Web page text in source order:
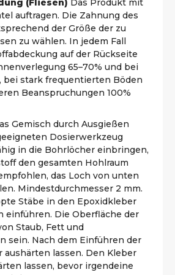
(Fliesen) Das Produkt mit
auftragen. Die Zahnung des
der Größe der zu
zu wählen. In jedem Fall
auf der Rückseite
65–70% und bei
bei stark frequentierten Böden
Beanspruchungen 100%
Gemisch durch Ausgießen
Dosierwerkzeug
in die Bohrlöcher einbringen,
den gesamten Hohlraum
das Loch von unten
Mindestdurchmesser 2 mm.
Stäbe in den Epoxidkleber
einführen. Die Oberfläche der
Staub, Fett und
sein. Nach dem Einführen der
aushärten lassen. Den Kleber
lassen, bevor irgendeine